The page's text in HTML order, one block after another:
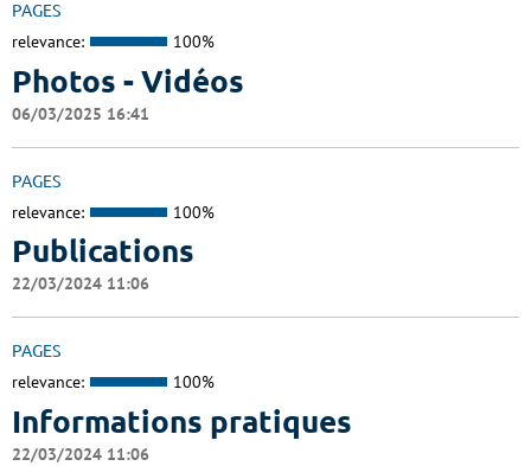
PAGES
relevance: 100%
Photos - Vidéos
06/03/2025 16:41
PAGES
relevance: 100%
Publications
22/03/2024 11:06
PAGES
relevance: 100%
Informations pratiques
22/03/2024 11:06